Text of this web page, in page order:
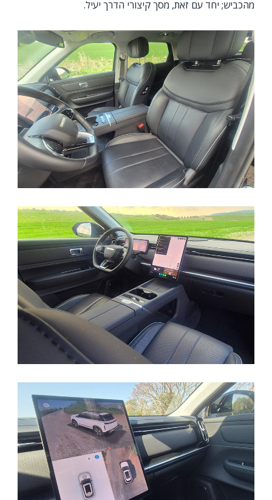
מהכביש; יחד עם זאת, מסך קיצורי הדרך יעיל.